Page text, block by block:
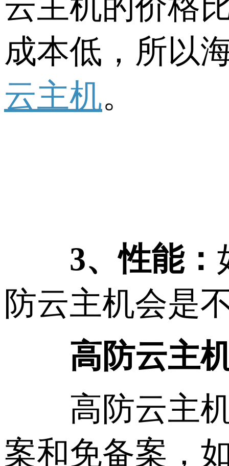
成本低，所以
云主机。
3、性能：
防云主机会是
高防云主机
高防云主机
案和免备案，